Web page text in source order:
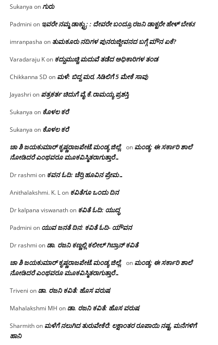
Sukanya onಗುರು
Padmini on ಇವರೇ ನಮ್ಮ ಡಾಕ್ಟ್ರು; : ದೇವರೇ ಬಂದ್ರೂ ರಜನಿ ಡಾಕ್ಟರೇ ಹೇಳ್ ಬೇಕು!
imranpasha on ತುಮಕೂರು ನದಿಗಳ ಪುನರುಜ್ಜೀವನದ ಬಗ್ಗೆ ಮೌನ ಏಕೆ?
Varadaraju Kon ಕದ್ದುಮುಚ್ಚಿ ಮದುವೆ ತಡೆದ ಅಧಿಕಾರಿಗಳ ತಂಡ
Chikkanna SD on ಮಳೆ: ಬಿದ್ದ ಮರ, ಸಿಡಿಲಿಗೆ 5 ಮೇಕೆ ಸಾವು
Jayashri on ಪತ್ರಕರ್ತ ಚಿದುಗೆ ವೈ.ಕೆ.ರಾಮಯ್ಯ ಪ್ರಶಸ್ತಿ
Sukanya on ಕೊಳಲ ಕರೆ
Sukanya on ಕೊಳಲ ಕರೆ
ಚಾ ಶಿ ಜಯಕುಮಾರ್ ಕೃಷ್ಣರಾಜಪೇಟೆ.ಮಂಡ್ಯ ಜಿಲ್ಲೆ. on ಮಂಡ್ಯ: ಈ ಸರ್ಕಾರಿ ಶಾಲೆ
ನೋಡಿದರೆ ಎಂಥವರೂ ಮೂಕವಿಸ್ಮಿತರಾಗುತ್ತಾರೆ…
Dr rashmi on ಕವನ ಓದಿ: ಚೆರ್ರಿ ಹೂವಿನ ಪ್ರೇಮ…
Anithalakshmi. K. Lon ಕವಿತೆಗೂ ಒಂದು ದಿನ
Dr kalpana viswanathon ಕವಿತೆ ಓದಿ: ಯುದ್ಧ
Padmini on ಯುವ ಜನತೆ ದಿನ: ಕವಿತೆ ಓದಿ- ಯೌವನ
Dr rashmi on ಡಾ. ರಜನಿ‌ ಕಣ್ಣಲ್ಲಿ ಕಲೀಲ್ ಗಿಬ್ರಾನ್ ಕವಿತೆ
ಚಾ ಶಿ ಜಯಕುಮಾರ್ ಕೃಷ್ಣರಾಜಪೇಟೆ.ಮಂಡ್ಯ ಜಿಲ್ಲೆ. on ಮಂಡ್ಯ: ಈ ಸರ್ಕಾರಿ ಶಾಲೆ
ನೋಡಿದರೆ ಎಂಥವರೂ ಮೂಕವಿಸ್ಮಿತರಾಗುತ್ತಾರೆ…
Triveni on ಡಾ. ರಜನಿ ಕವಿತೆ: ಹೊಸ ವರುಷ
Mahalakshmi MH on ಡಾ. ರಜನಿ ಕವಿತೆ: ಹೊಸ ವರುಷ
Sharmithon ಮಳೆಗೆ ನಲುಗಿದ ತುರುವೇಕೆರೆ: ಲಕ್ಷಾಂತರ ರೂಪಾಯಿ ನಷ್ಟ, ಮನೆಗಳಿಗೆ
ಹಾನಿ